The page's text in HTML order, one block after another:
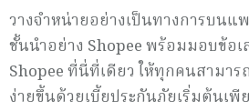
วางจำหน่ายอย่างเป็นทางการบน
ชั้นนำอย่าง Shopee พร้อมมอบข้อ
Shopee ที่นี่ที่เดียว ให้ทุกคนสามาร
ง่ายขึ้นด้วยเบี้ยประกันภัยเริ่มต้นเพี